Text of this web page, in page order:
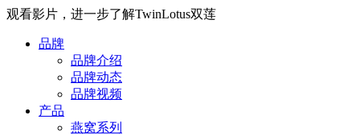
观看影片，进一步了解TwinLotus双莲
品牌
品牌介绍
品牌动态
品牌视频
产品
燕窝系列